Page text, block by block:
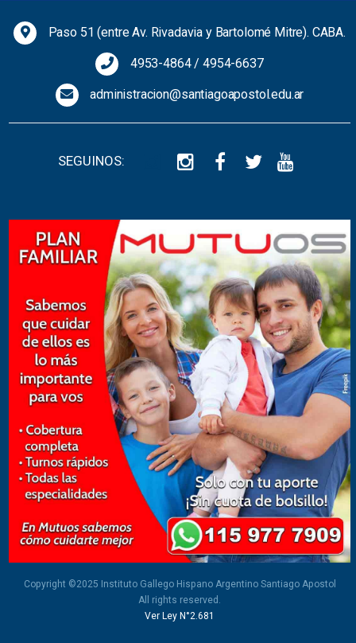
Paso 51 (entre Av. Rivadavia y Bartolomé Mitre). CABA.
4953-4864/4954-6637
administracion@santiagoapostol.edu.ar
SEGUINOS:
Copyright ©2025 Instituto Gallego Hispano Argentino Santiago Apostol
All rights reserved.
Ver Ley N°2.681